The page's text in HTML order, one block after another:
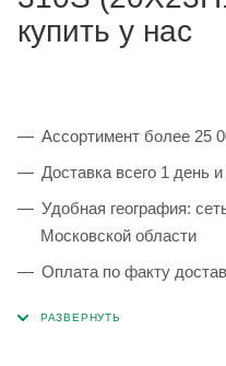
купить у нас
Ассортимент более 25
Доставка всего 1 день
Удобная география:
Московской области
Оплата по факту